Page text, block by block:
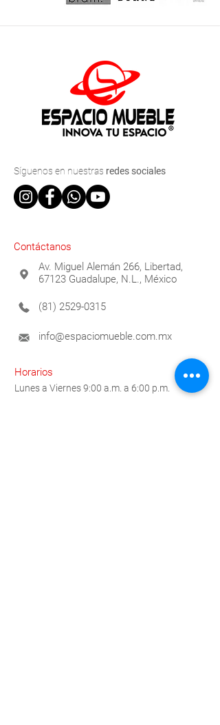
Síguenos en nuestras redes sociales
Contáctanos
Av. Miguel Alemán 266, Libertad,
67123 Guadalupe, N.L., México
(81) 2529-0315
info@espaciomueble.com.mx
Horarios
Lunes a Viernes 9:00 a.m. a 6:00 p.m.